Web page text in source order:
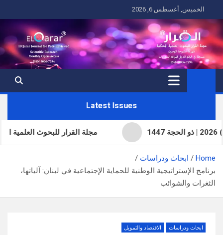
to
content
الخميس, أغسطس 6, 2026
Latest Issues
مجلة القرار للبحوث العلمية
Home
ابحاث ودراسات
برنامج الإستراتيجية الوطنية للحماية الإجتماعية في لبنان: آلياتها،
الثغرات والشوائب
ابحاث ودراسات الاقتصاد والتمويل